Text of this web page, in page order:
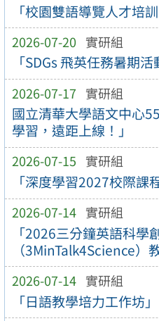
「校園雙語導覽人才培訓
2026-07-20 實研組
「SDGs 飛英任務暑期
2026-07-17 實研組
國立清華大學語文中心
學習，遠距上線！」
2026-07-15 實研組
「深度學習2027校際課
2026-07-14 實研組
「2026三分鐘英語科學
（3MinTalk4Science）
2026-07-14 實研組
「日語教學培力工作坊」